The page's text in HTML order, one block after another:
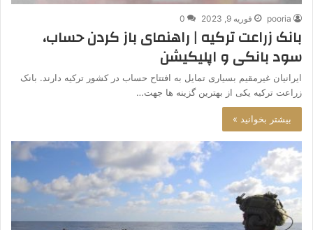
pooria فوریه 9, 2023 0
بانک زراعت ترکیه | راهنمای باز کردن حساب،
سود بانکی و اپلیکیشن
ایرانیان غیرمقیم بسیاری تمایل به افتتاح حساب در کشور ترکیه دارند. بانک
زراعت ترکیه یکی از بهترین گزینه ها جهت…
بیشتر بخوانید »